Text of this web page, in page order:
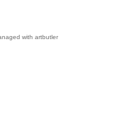
with artbutler